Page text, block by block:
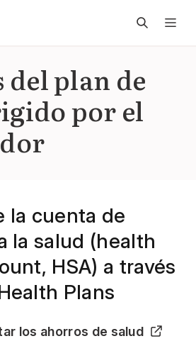
del plan de
por el
la cuenta de
la salud (health
HSA) a través
Plans
los ahorros de salud